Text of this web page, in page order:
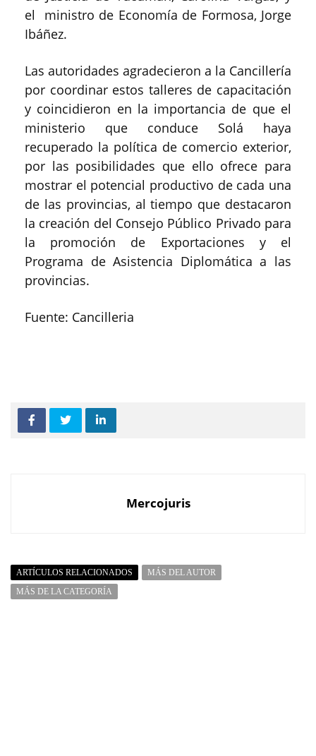
el ministro de Economía de Formosa, Jorge
Ibáñez.
Las autoridades agradecieron a la Cancillería
por coordinar estos talleres de capacitación
y coincidieron en la importancia de que el
ministerio que conduce Solá haya
recuperado la política de comercio exterior,
por las posibilidades que ello ofrece para
mostrar el potencial productivo de cada una
de las provincias, al tiempo que destacaron
la creación del Consejo Público Privado para
la promoción de Exportaciones y el
Programa de Asistencia Diplomática a las
provincias.
Fuente: Cancilleria
Mercojuris
ARTÍCULOS RELACIONADOS
MÁS DEL AUTOR
MÁS DE LA CATEGORÍA